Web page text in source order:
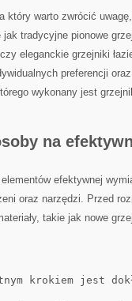
który warto zwrócić
tradycyjne pionowe
eleganckie grzejniki
preferencji
wykonany jest
na
efektywnej
oraz narzędzi. ⁣Przed
takie jak nowe
krokiem jest